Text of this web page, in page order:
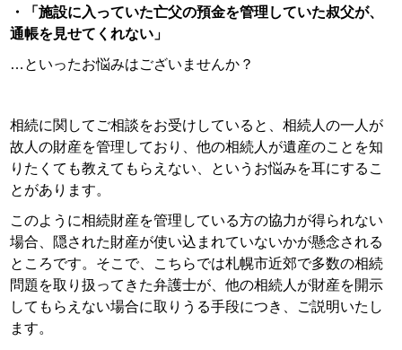
・「施設に入っていた亡父の預金を管理していた叔父が、
通帳を見せてくれない」
…といったお悩みはございませんか？
相続に関してご相談をお受けしていると、相続人の一人が
故人の財産を管理しており、他の相続人が遺産のことを知
りたくても教えてもらえない、というお悩みを耳にするこ
とがあります。
このように相続財産を管理している方の協力が得られない
場合、隠された財産が使い込まれていないかが懸念される
ところです。そこで、こちらでは札幌市近郊で多数の相続
問題を取り扱ってきた弁護士が、他の相続人が財産を開示
してもらえない場合に取りうる手段につき、ご説明いたし
ます。